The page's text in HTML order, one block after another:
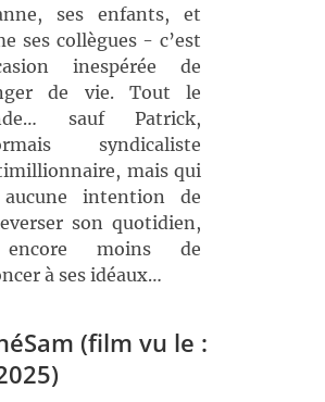
ses enfants, et
ses collègues - c’est
inespérée de
de vie. Tout le
sauf Patrick,
syndicaliste
mais qui
aucune intention de
son quotidien,
moins de
à ses idéaux…
(film vu le :